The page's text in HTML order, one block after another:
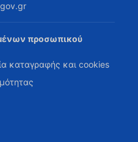
προσωπικού
καταγραφής και cookies